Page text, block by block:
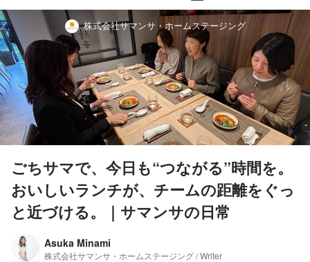
株式会社サマンサ・ホームステージング
ごちサマで、今日も“つながる”時間を。
おいしいランチが、チームの距離をぐっ
と近づける。｜サマンサの日常
Asuka Minami
株式会社サマンサ・ホームステージング / Writer